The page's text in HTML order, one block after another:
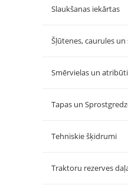
Slaukšanas iekārtas
Šļūtenes, caurules
Smērvielas un atribūti
Tapas un
Tehniskie šķidrumi
Traktoru rezerves